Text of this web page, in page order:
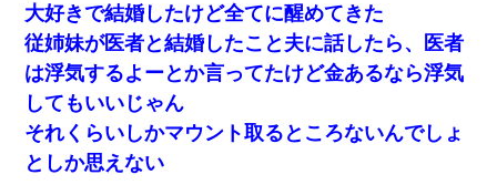
大好きで結婚したけど全てに醒めてきた
従姉妹が医者と結婚したこと夫に話したら、医者
は浮気するよーとか言ってたけど金あるなら浮気
してもいいじゃん
それくらいしかマウント取るところないんでしょ
としか思えない